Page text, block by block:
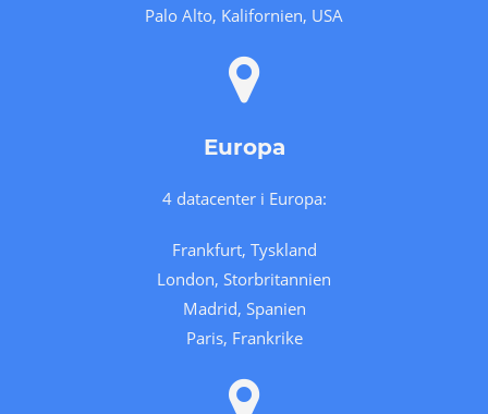
Palo Alto, Kalifornien, USA
Europa
4 datacenter i Europa:
Frankfurt, Tyskland
London, Storbritannien
Madrid, Spanien
Paris, Frankrike